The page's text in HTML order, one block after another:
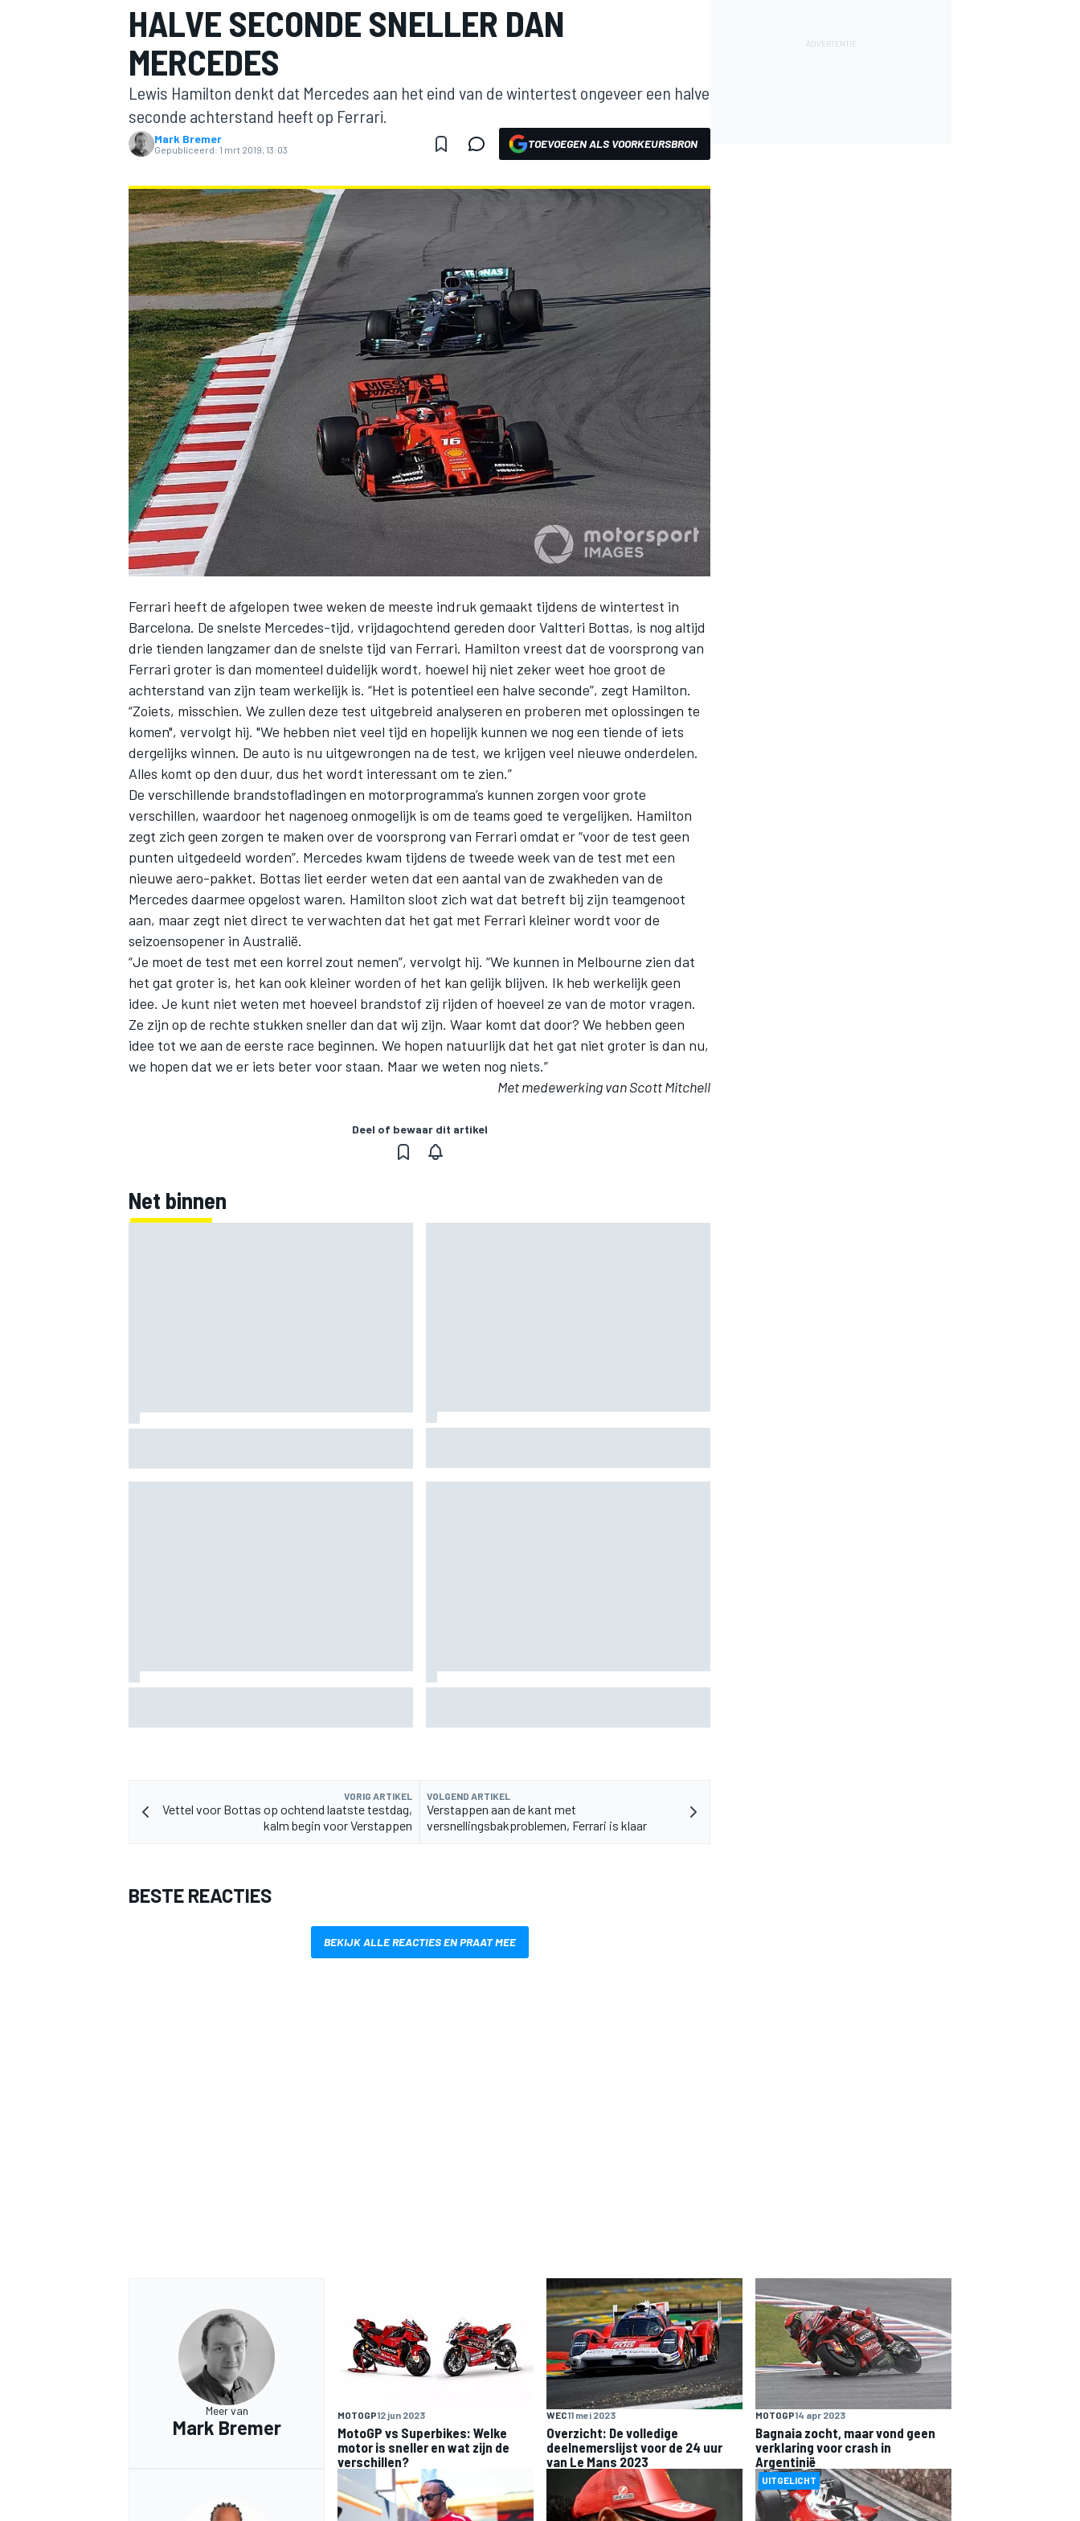
INDYCAR
WEC DTM
HALVE SECONDE SNELLER DAN
MERCEDES
Lewis Hamilton denkt dat Mercedes aan het eind van de wintertest ongeveer een halve
seconde achterstand heeft op Ferrari.
Mark Bremer
Gepubliceerd: 1 mrt 2019, 13:03 TOEVOEGEN ALS VOORKEURSBRON
Ferrari heeft de afgelopen twee weken de meeste indruk gemaakt tijdens de wintertest in
Barcelona. De snelste Mercedes-tijd, vrijdagochtend gereden door Valtteri Bottas, is nog altijd
drie tienden langzamer dan de snelste tijd van Ferrari. Hamilton vreest dat de voorsprong van
Ferrari groter is dan momenteel duidelijk wordt, hoewel hij niet zeker weet hoe groot de
achterstand van zijn team werkelijk is. “Het is potentieel een halve seconde”, zegt Hamilton.
“Zoiets, misschien. We zullen deze test uitgebreid analyseren en proberen met oplossingen te
komen", vervolgt hij. "We hebben niet veel tijd en hopelijk kunnen we nog een tiende of iets
dergelijks winnen. De auto is nu uitgewrongen na de test, we krijgen veel nieuwe onderdelen.
Alles komt op den duur, dus het wordt interessant om te zien.”
De verschillende brandstofladingen en motorprogramma’s kunnen zorgen voor grote
verschillen, waardoor het nagenoeg onmogelijk is om de teams goed te vergelijken. Hamilton
zegt zich geen zorgen te maken over de voorsprong van Ferrari omdat er “voor de test geen
punten uitgedeeld worden”. Mercedes kwam tijdens de tweede week van de test met een
nieuwe aero-pakket. Bottas liet eerder weten dat een aantal van de zwakheden van de
Mercedes daarmee opgelost waren. Hamilton sloot zich wat dat betreft bij zijn teamgenoot
aan, maar zegt niet direct te verwachten dat het gat met Ferrari kleiner wordt voor de
seizoensopener in Australië.
“Je moet de test met een korrel zout nemen”, vervolgt hij. “We kunnen in Melbourne zien dat
het gat groter is, het kan ook kleiner worden of het kan gelijk blijven. Ik heb werkelijk geen
idee. Je kunt niet weten met hoeveel brandstof zij rijden of hoeveel ze van de motor vragen.
Ze zijn op de rechte stukken sneller dan dat wij zijn. Waar komt dat door? We hebben geen
idee tot we aan de eerste race beginnen. We hopen natuurlijk dat het gat niet groter is dan nu,
we hopen dat we er iets beter voor staan. Maar we weten nog niets.”
Met medewerking van Scott Mitchell
Deel of bewaar dit artikel
Net binnen
VORIG ARTIKEL
Vettel voor Bottas op ochtend laatste testdag,
kalm begin voor Verstappen
VOLGEND ARTIKEL
Verstappen aan de kant met
versnellingsbakproblemen, Ferrari is klaar
BESTE REACTIES
BEKIJK ALLE REACTIES EN PRAAT MEE
Meer van
Mark Bremer
MOTOGP12 jun 2023
MotoGP vs Superbikes: Welke
motor is sneller en wat zijn de
verschillen?
WEC11 mei 2023
Overzicht: De volledige
deelnemerslijst voor de 24 uur
van Le Mans 2023
MOTOGP14 apr 2023
Bagnaia zocht, maar vond geen
verklaring voor crash in
Argentinië
UITGELICHT